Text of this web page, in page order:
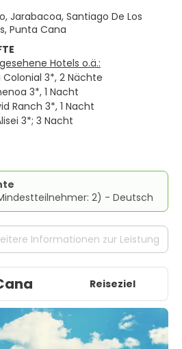
Jarabacoa, Santiago De Los
Punta Cana
Hotels o.ä.:
3*, 2 Nächte
3*, 1 Nacht
Ranch 3*, 1 Nacht
3*; 3 Nacht
2) - Deutsch
Informationen zur Leistung
Reiseziel